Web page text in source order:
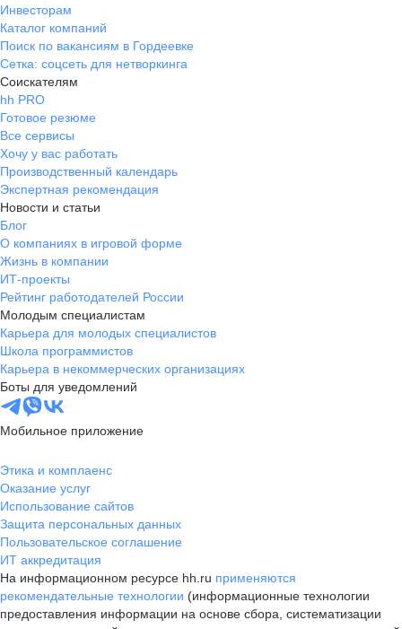
Инвесторам
Каталог компаний
Поиск по вакансиям в Гордеевке
Сетка: соцсеть для нетворкинга
Соискателям
hh PRO
Готовое резюме
Все сервисы
Хочу у вас работать
Производственный календарь
Экспертная рекомендация
Новости и статьи
Блог
О компаниях в игровой форме
Жизнь в компании
ИТ-проекты
Рейтинг работодателей России
Молодым специалистам
Карьера для молодых специалистов
Школа программистов
Карьера в некоммерческих организациях
Боты для уведомлений
Мобильное приложение
Этика и комплаенс
Оказание услуг
Использование сайтов
Защита персональных данных
Пользовательское соглашение
ИТ аккредитация
На информационном ресурсе hh.ru применяются
рекомендательные технологии (информационные технологии
предоставления информации на основе сбора, систематизации